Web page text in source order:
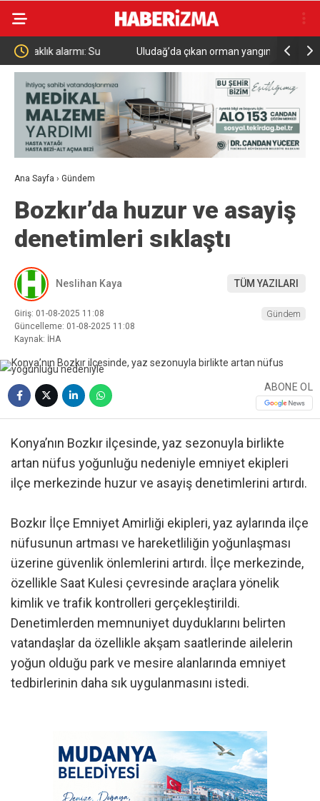
Uludağ’da çıkan orman yangını söndürüldü MGK 6
Güvenlik
Ana Sayfa › Gündem
Bozkır’da huzur ve asayiş
denetimleri sıklaştı
Neslihan Kaya TÜM YAZILARI
Giriş: 01-08-2025 11:08
Güncelleme: 01-08-2025 11:08
Kaynak: İHA
Gündem
ABONE OL
Konya’nın Bozkır ilçesinde, yaz sezonuyla birlikte
artan nüfus yoğunluğu nedeniyle emniyet ekipleri
ilçe merkezinde huzur ve asayiş denetimlerini artırdı.
Bozkır İlçe Emniyet Amirliği ekipleri, yaz aylarında ilçe
nüfusunun artması ve hareketliliğin yoğunlaşması
üzerine güvenlik önlemlerini artırdı. İlçe merkezinde,
özellikle Saat Kulesi çevresinde araçlara yönelik
kimlik ve trafik kontrolleri gerçekleştirildi.
Denetimlerden memnuniyet duyduklarını belirten
vatandaşlar da özellikle akşam saatlerinde ailelerin
yoğun olduğu park ve mesire alanlarında emniyet
tedbirlerinin daha sık uygulanmasını istedi.